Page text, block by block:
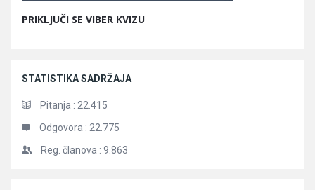
PRIKLJUČI SE VIBER KVIZU
STATISTIKA SADRŽAJA
Pitanja : 22.415
Odgovora : 22.775
Reg. članova : 9.863